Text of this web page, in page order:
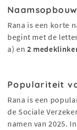
Naamsopbouw
Rana is een korte
begint met de
a) en 2
Populariteit
Rana is een
de Sociale
namen van 2025.